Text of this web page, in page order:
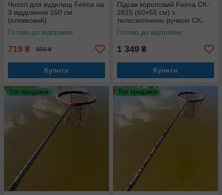
Чохол для вудилищ Feima на
3 відділення 150 см
(оливковий)
Готово до відправки
719 ₴ 800 ₴
Купити
Підсак короповий Feima CK-
2815 (60×55 см) з
телескопічною ручкою CK-
2830 (2 метри)
Готово до відправки
1 349 ₴
Купити
Топ продажів Топ продажів